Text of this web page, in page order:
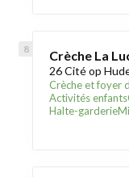
Crèche La
26 Cité op
Crèche et foyer
Activités enfants
Halte-garderie